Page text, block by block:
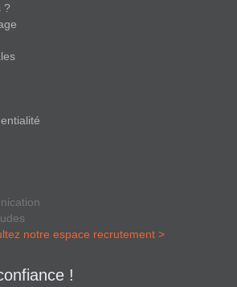
?
notre espace recrutement >
!